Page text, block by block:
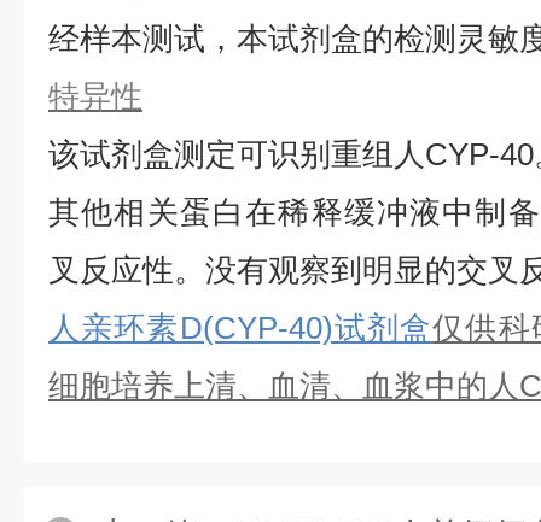
经样本测试，本试剂盒的检测灵敏
特异性
该试剂盒测定可识别重组 人CYP-40
其他相关蛋白在稀释缓冲液中制
叉反应性。没有观察到明显的交叉
人亲环素D(CYP-40)试剂盒仅供科
细胞培养上清、血清、血浆中的 人